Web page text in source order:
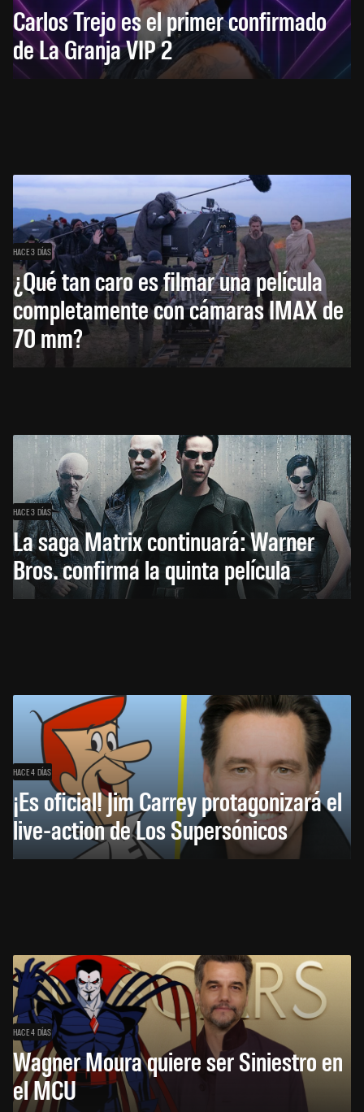
Carlos Trejo es el primer confirmado
de La Granja VIP 2
HACE 3 DÍAS
¿Qué tan caro es filmar una película
completamente con cámaras IMAX de
70 mm?
HACE 3 DÍAS
La saga Matrix continuará: Warner
Bros. confirma la quinta película
HACE 4 DÍAS
¡Es oficial! Jim Carrey protagonizará el
live-action de Los Supersónicos
HACE 4 DÍAS
Wagner Moura quiere ser Siniestro en
el MCU